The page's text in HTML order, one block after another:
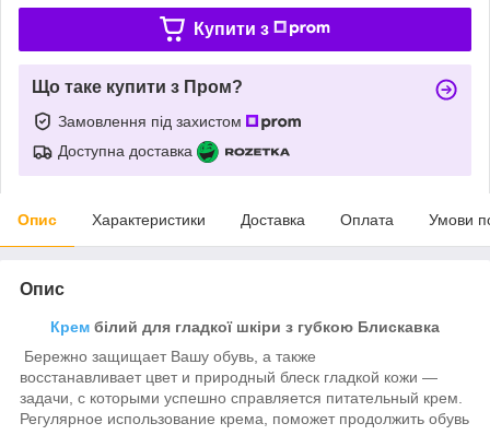
Купити з
Що таке купити з Пром?
Замовлення під захистом
Доступна доставка
Опис Характеристики Доставка Оплата Умови
Опис
Крем білий для гладкої шкіри з губкою Блискавка
Бережно защищает Вашу обувь, а также
восстанавливает цвет и природный блеск гладкой кожи —
задачи, с которыми успешно справляется питательный крем.
Регулярное использование крема, поможет продолжить обувь